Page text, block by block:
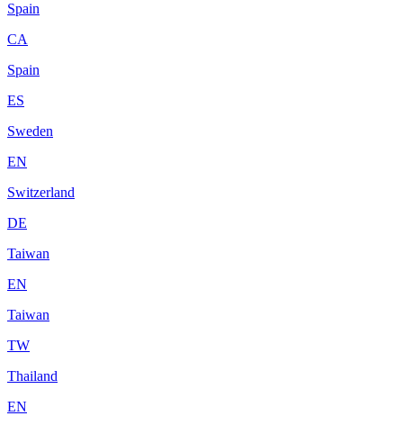
Spain
CA
Spain
ES
Sweden
EN
Switzerland
DE
Taiwan
EN
Taiwan
TW
Thailand
EN